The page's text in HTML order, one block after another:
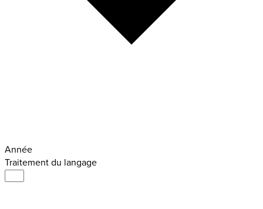
Année
Traitement du langage